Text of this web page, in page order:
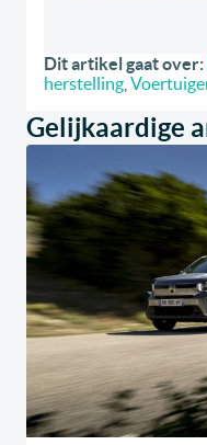
Dit artikel gaat over:
herstelling
Gelijkaardige